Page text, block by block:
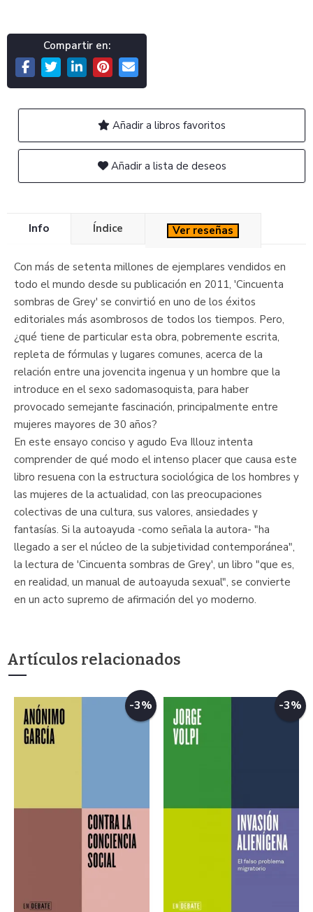
Compartir en:
Añadir a libros favoritos
Añadir a lista de deseos
Info Índice Ver reseñas
Con más de setenta millones de ejemplares vendidos en
todo el mundo desde su publicación en 2011, 'Cincuenta
sombras de Grey' se convirtió en uno de los éxitos
editoriales más asombrosos de todos los tiempos. Pero,
¿qué tiene de particular esta obra, pobremente escrita,
repleta de fórmulas y lugares comunes, acerca de la
relación entre una jovencita ingenua y un hombre que la
introduce en el sexo sadomasoquista, para haber
provocado semejante fascinación, principalmente entre
mujeres mayores de 30 años?
En este ensayo conciso y agudo Eva Illouz intenta
comprender de qué modo el intenso placer que causa este
libro resuena con la estructura sociológica de los hombres y
las mujeres de la actualidad, con las preocupaciones
colectivas de una cultura, sus valores, ansiedades y
fantasías. Si la autoayuda -como señala la autora- "ha
llegado a ser el núcleo de la subjetividad contemporánea",
la lectura de 'Cincuenta sombras de Grey', un libro "que es,
en realidad, un manual de autoayuda sexual", se convierte
en un acto supremo de afirmación del yo moderno.
Artículos relacionados
-3% -3%